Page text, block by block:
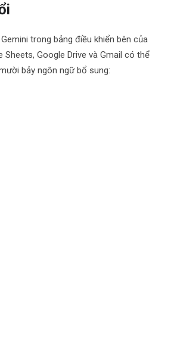
trong bảng điều khiển bên của
Sheets, Google Drive và Gmail có thể
bảy ngôn ngữ bổ sung: